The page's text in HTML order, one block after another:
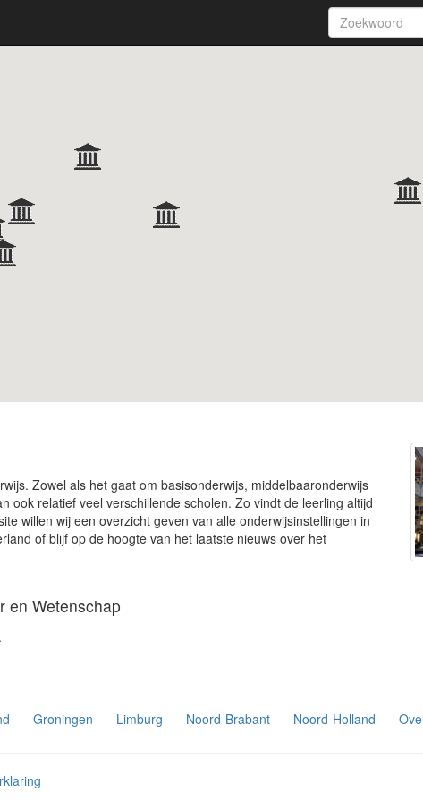
Zowel als het gaat om basisonderwijs, middelbaaronderwijs
ook relatief veel verschillende scholen. Zo vindt de leerling altijd
willen wij een overzicht geven van alle onderwijsinstellingen in
of blijf op de hoogte van het laatste nieuws over het
en Wetenschap
Groningen Limburg Noord-Brabant Noord-Holland